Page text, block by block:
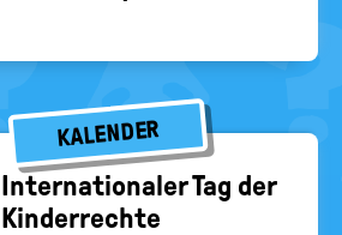
KALENDER
In­ter­na­tio­na­ler Tag der
Kin­der­rech­te